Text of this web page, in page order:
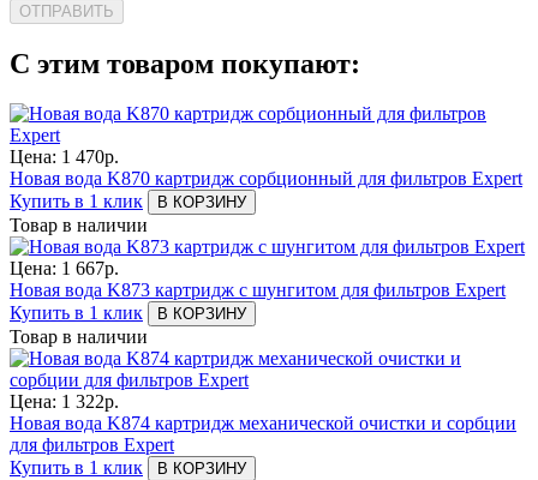
ОТПРАВИТЬ
С этим товаром покупают:
Цена: 1 470р.
Новая вода K870 картридж сорбционный для фильтров Expert
Купить в 1 клик
В КОРЗИНУ
Товар в наличии
Цена: 1 667р.
Новая вода K873 картридж с шунгитом для фильтров Expert
Купить в 1 клик
В КОРЗИНУ
Товар в наличии
Цена: 1 322р.
Новая вода K874 картридж механической очистки и сорбции
для фильтров Expert
Купить в 1 клик
В КОРЗИНУ